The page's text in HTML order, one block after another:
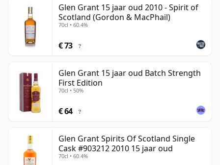
Glen Grant 15 jaar oud 2010 - Spirit of
Scotland (Gordon & MacPhail)
70cl • 60.4%
€ 73 ?
Glen Grant 15 jaar oud Batch Strength
First Edition
70cl • 50%
€ 64 ?
Glen Grant Spirits Of Scotland Single
Cask #903212 2010 15 jaar oud
70cl • 60.4%